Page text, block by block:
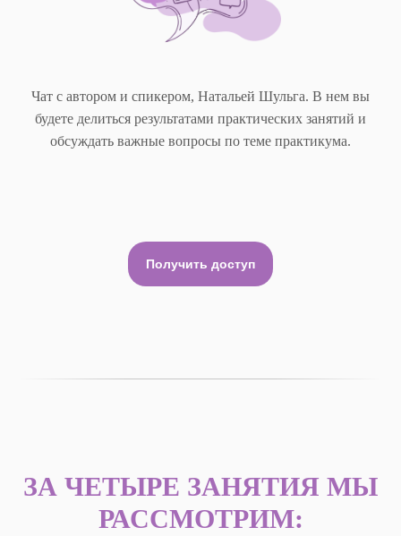
Чат с автором и спикером, Натальей Шульга. В нем вы
будете делиться результатами практических занятий и
обсуждать важные вопросы по теме практикума.
Получить доступ
ЗА ЧЕТЫРЕ ЗАНЯТИЯ МЫ
РАССМОТРИМ: